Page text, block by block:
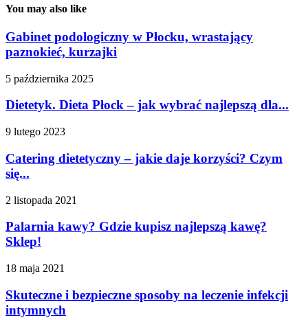
You may also like
Gabinet podologiczny w Płocku, wrastający
paznokieć, kurzajki
5 października 2025
Dietetyk. Dieta Płock – jak wybrać najlepszą dla...
9 lutego 2023
Catering dietetyczny – jakie daje korzyści? Czym
się...
2 listopada 2021
Palarnia kawy? Gdzie kupisz najlepszą kawę?
Sklep!
18 maja 2021
Skuteczne i bezpieczne sposoby na leczenie infekcji
intymnych